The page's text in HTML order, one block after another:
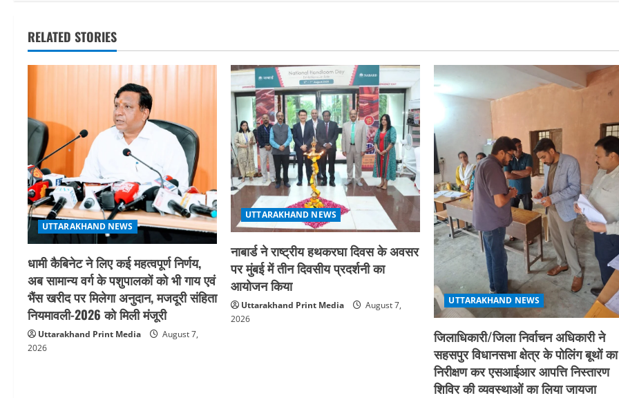
n
v
i
g
a
t
i
o
n
RELATED STORIES
UTTARAKHAND NEWS
धामी कैबिनेट ने लिए कई महत्वपूर्ण निर्णय,
अब सामान्य वर्ग के पशुपालकों को भी गाय एवं
भैंस खरीद पर मिलेगा अनुदान, मजदूरी संहिता
नियमावली-2026 को मिली मंजूरी
Uttarakhand Print Media
August 7,
2026
UTTARAKHAND NEWS
नाबार्ड ने राष्ट्रीय हथकरघा दिवस के अवसर
पर मुंबई में तीन दिवसीय प्रदर्शनी का
आयोजन किया
Uttarakhand Print Media
August 7,
2026
UTTARAKHAND NEWS
जिलाधिकारी/जिला निर्वाचन अधिकारी ने
सहसपुर विधानसभा क्षेत्र के पोलिंग बूथों का
निरीक्षण कर एसआईआर आपत्ति निस्तारण
शिविर की व्यवस्थाओं का लिया जायजा